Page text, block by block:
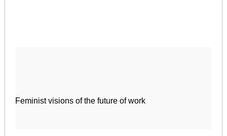
Feminist visions of the future of work